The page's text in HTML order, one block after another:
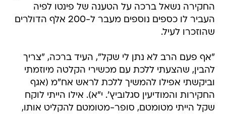
החקירה נשאל ברכה על הטענה של פינטו לפיה
העביר לו כספים נוספים מעבר ל-200 אלף הדולרים
שהוזכרו לעיל.
"אף פעם הרב לא נתן לי שקל", העיד ברכה, "צריך
להבין, שהצעתי ללכת עם מכשירי הקלטה מיוזמתי
וביקשתי אפילו להמשיך ללכת לראש אח"מ (אגף
החקירות והמודיעין סגלוביץ'. י"א). אילו הייתי לוקח
שקל הייתי מטומטם, סופר-מטומטם להקליט אותו,